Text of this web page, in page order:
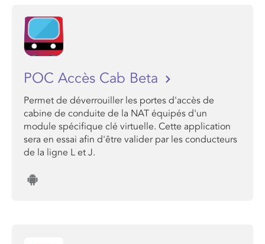
POC Accès Cab Beta
Permet de déverrouiller les portes d'accès de
cabine de conduite de la NAT équipés d'un
module spécifique clé virtuelle. Cette application
sera en essai afin d'être valider par les conducteurs
de la ligne L et J.